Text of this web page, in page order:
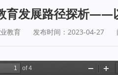
育发展路径探析——
教育 发布时间：2023-04-27